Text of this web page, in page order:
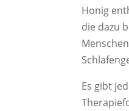
Honig
die dazu
Es gibt